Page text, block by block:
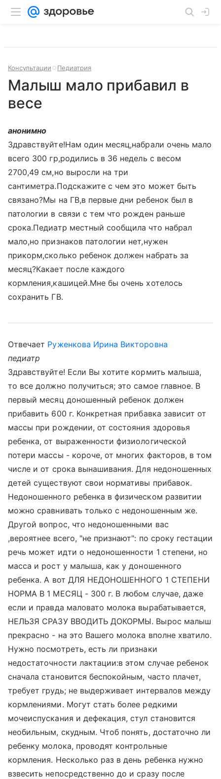
Консультации Педиатрия
Малыш мало прибавил в
весе
анонимно
Здравствуйте!Нам один месяц,набрали очень мало
всего 300 гр,родились в 36 недель с весом
2700,49 см,но выросли на три
сантиметра.Подскажите с чем это может быть
связано?Мы на ГВ,в первые дни ребенок был в
патологии в связи с тем что рожден раньше
срока.Педиатр местный сообщила что набрал
мало,но признаков патологии нет,нужен
прикорм,сколько ребенок должен набрать за
месяц?Какает после каждого
кормления,кашицей.Мне бы очень хотелось
сохранить ГВ.
Отвечает Руженкова Ирина Викторовна
педиатр
Здравствуйте! Если Вы хотите кормить малыша,
то все должно получиться; это самое главное. В
первый месяц доношенный ребенок должен
прибавить 600 г. Конкретная прибавка зависит от
массы при рождении, от состояния здоровья
ребенка, от выраженности физиологической
потери массы - короче, от многих факторов, в том
числе и от срока вынашивания. Для недоношенных
детей существуют свои нормативы прибавок.
Недоношенного ребенка в физическом развитии
можно сравнивать только с недоношенным же.
Другой вопрос, что недоношенными вас
,вероятнее всего, "не признают": по сроку гестации
речь может идти о недоношенности 1 степени, но
масса и рост у малыша, как у доношенного
ребенка. А вот ДЛЯ НЕДОНОШЕННОГО 1 СТЕПЕНИ
НОРМА В 1 МЕСЯЦ - 300 г. В любом случае, даже
если и правда маловато молока вырабатывается,
НЕЛЬЗЯ СРАЗУ ВВОДИТЬ ДОКОРМЫ. Вырос малыш
прекрасно - на это Вашего молока вполне хватило.
Нужно посмотреть, есть ли признаки
недостаточности лактации:в этом случае ребенок
сначала становится беспокойным, часто плачет,
требует грудь; не выдерживает интервалов между
кормлениями. Могут стать более редкими
мочеиспускания и дефекация, стул становится
необильным, скудным. Чтоб понять, достаточно ли
ребенку молока, проводят контрольные
кормления. Несколько раз в день ребенка нужно
взвесить непосредственно до и сразу после